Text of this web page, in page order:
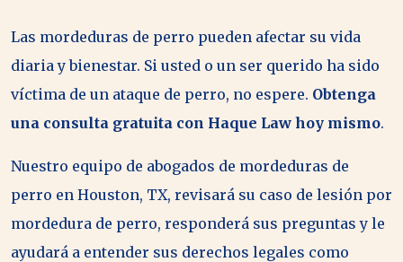
Las mordeduras de perro pueden afectar su vida
diaria y bienestar. Si usted o un ser querido ha sido
víctima de un ataque de perro, no espere. Obtenga
una consulta gratuita con Haque Law hoy mismo.
Nuestro equipo de abogados de mordeduras de
perro en Houston, TX, revisará su caso de lesión por
mordedura de perro, responderá sus preguntas y le
ayudará a entender sus derechos legales como